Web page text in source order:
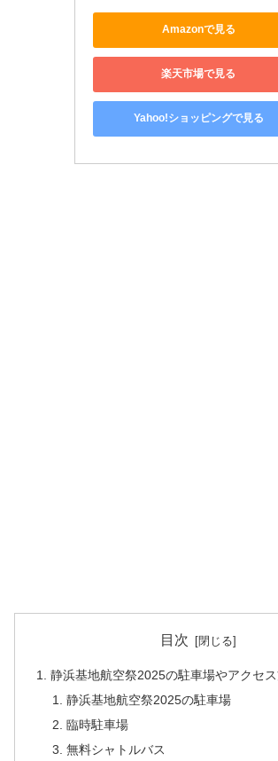
Amazonで見る
楽天市場で見る
Yahoo!ショッピングで見る
目次
静浜基地航空祭2025の駐車場やアクセ
静浜基地航空祭2025の駐車場
臨時駐車場
無料シャトルバス